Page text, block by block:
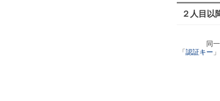
２人目以
同
「認証キー